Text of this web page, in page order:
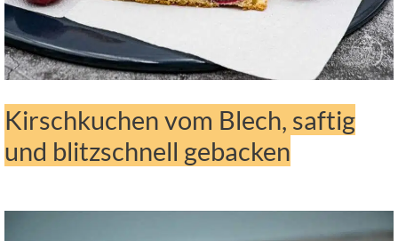
Kirschkuchen vom Blech, saftig
und blitzschnell gebacken